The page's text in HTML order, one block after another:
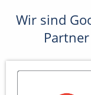
Wir sind
Partner